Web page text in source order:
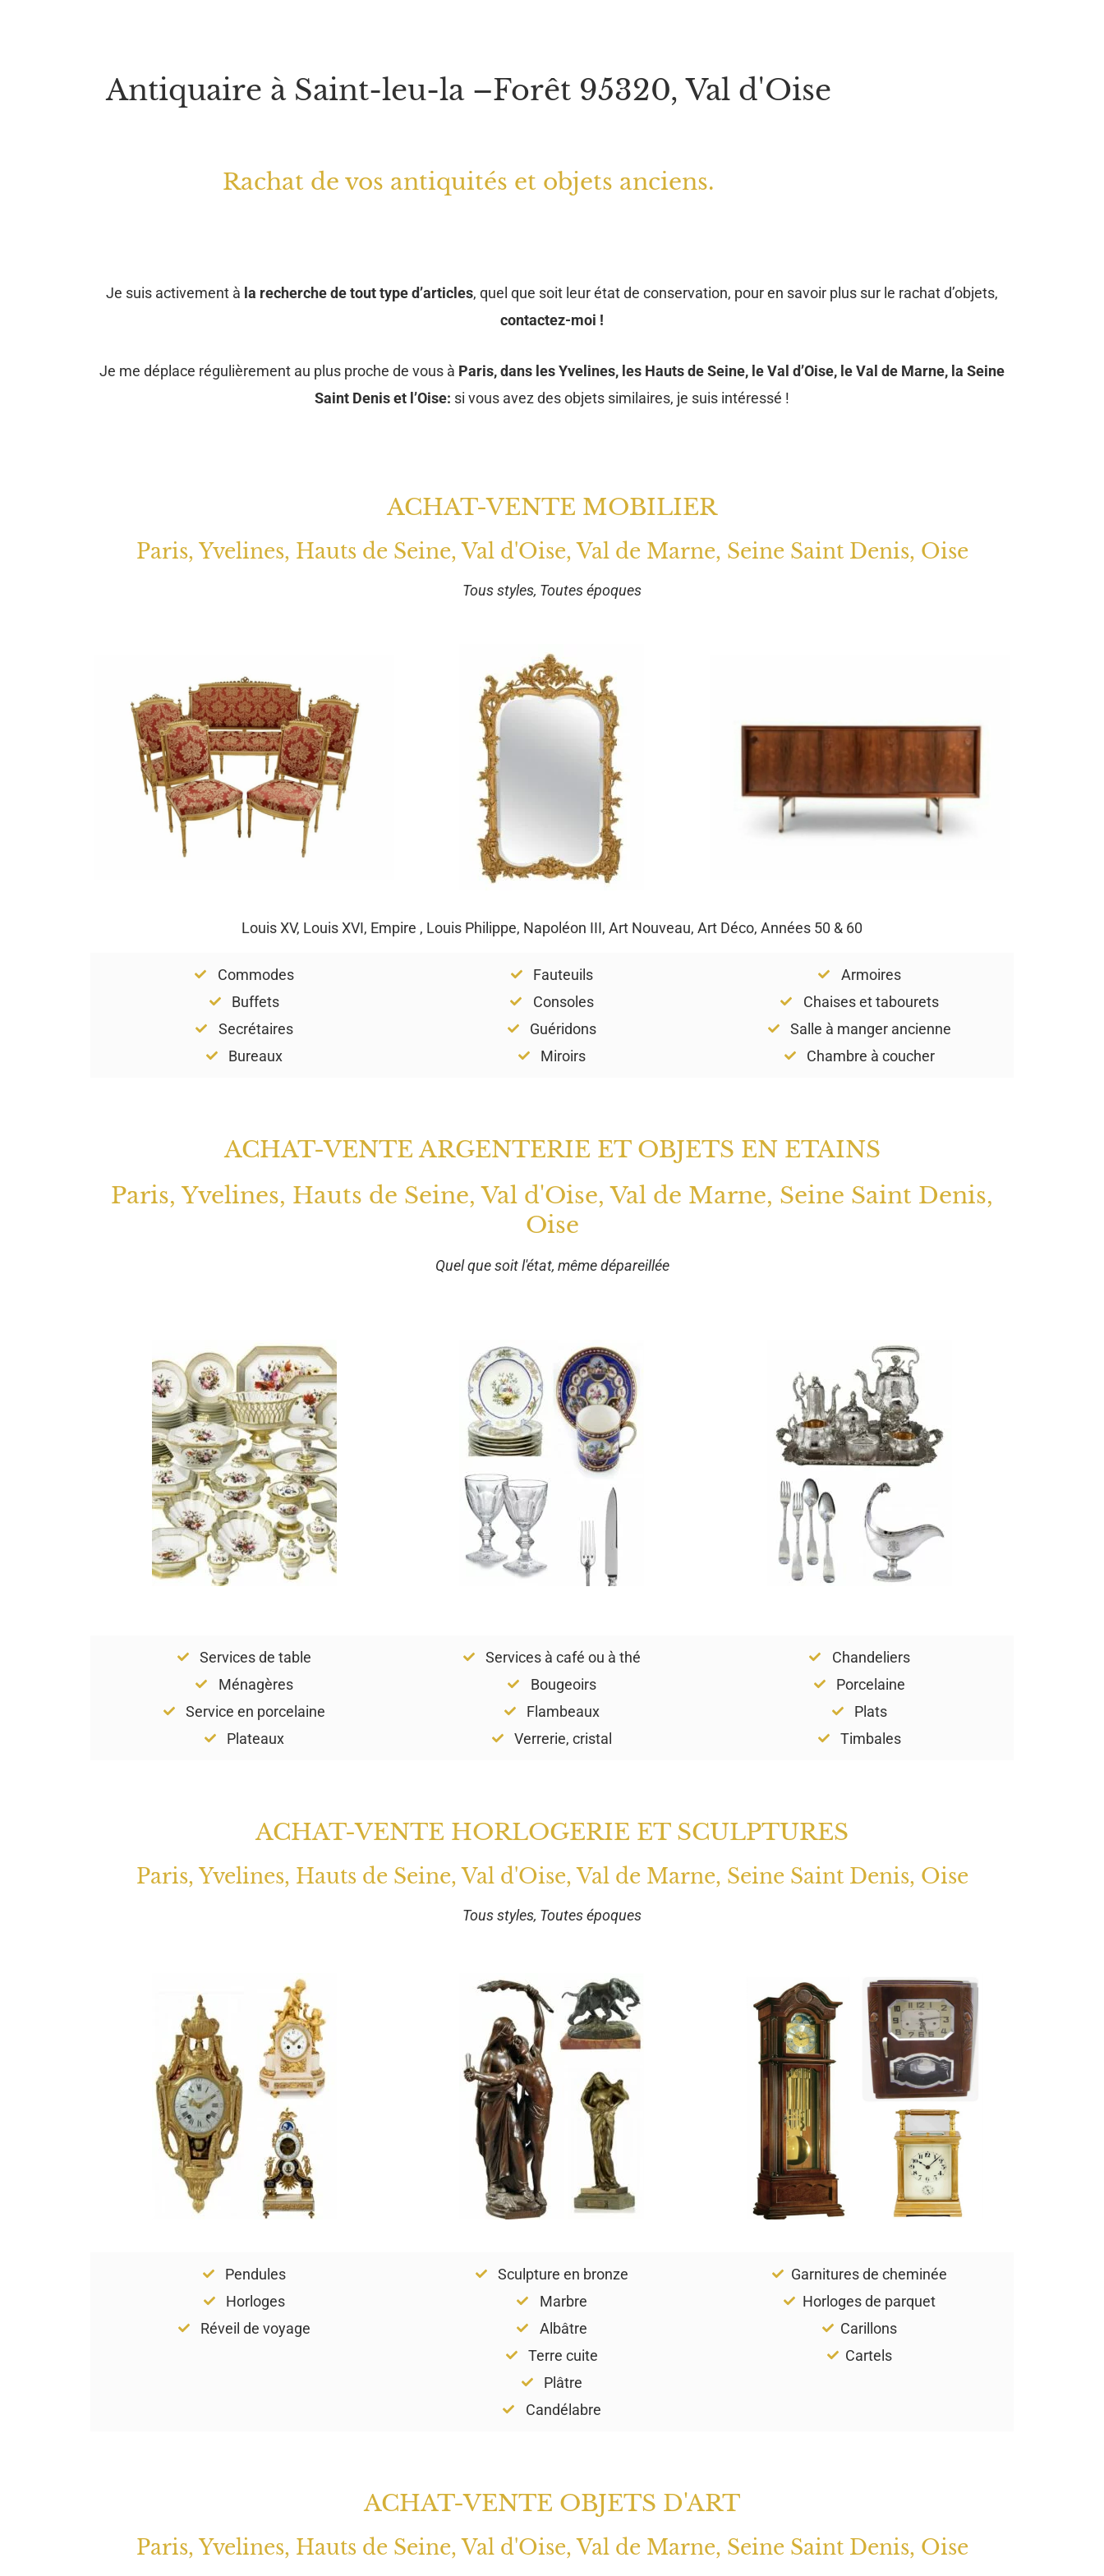
Antiquaire à Saint-leu-la –Forêt 95320, Val d'Oise
Rachat de vos antiquités et objets anciens.
Je suis activement à la recherche de tout type d’articles, quel que soit leur état de conservation, pour en savoir plus sur le rachat d’objets,
contactez-moi !
Je me déplace régulièrement au plus proche de vous à Paris, dans les Yvelines, les Hauts de Seine, le Val d’Oise, le Val de Marne, la Seine
Saint Denis et l’Oise: si vous avez des objets similaires, je suis intéressé !
ACHAT-VENTE MOBILIER
Paris, Yvelines, Hauts de Seine, Val d'Oise, Val de Marne, Seine Saint Denis, Oise
Tous styles, Toutes époques
Louis XV, Louis XVI, Empire , Louis Philippe, Napoléon III, Art Nouveau, Art Déco, Années 50 & 60
Commodes
Buffets
Secrétaires
Bureaux
Fauteuils
Consoles
Guéridons
Miroirs
Armoires
Chaises et tabourets
Salle à manger ancienne
Chambre à coucher
ACHAT-VENTE ARGENTERIE ET OBJETS EN ETAINS
Paris, Yvelines, Hauts de Seine, Val d'Oise, Val de Marne, Seine Saint Denis,
Oise
Quel que soit l'état, même dépareillée
Services de table
Ménagères
Service en porcelaine
Plateaux
Services à café ou à thé
Bougeoirs
Flambeaux
Verrerie, cristal
Chandeliers
Porcelaine
Plats
Timbales
ACHAT-VENTE HORLOGERIE ET SCULPTURES
Paris, Yvelines, Hauts de Seine, Val d'Oise, Val de Marne, Seine Saint Denis, Oise
Tous styles, Toutes époques
Pendules
Horloges
Réveil de voyage
Sculpture en bronze
Marbre
Albâtre
Terre cuite
Plâtre
Candélabre
Garnitures de cheminée
Horloges de parquet
Carillons
Cartels
ACHAT-VENTE OBJETS D'ART
Paris, Yvelines, Hauts de Seine, Val d'Oise, Val de Marne, Seine Saint Denis, Oise